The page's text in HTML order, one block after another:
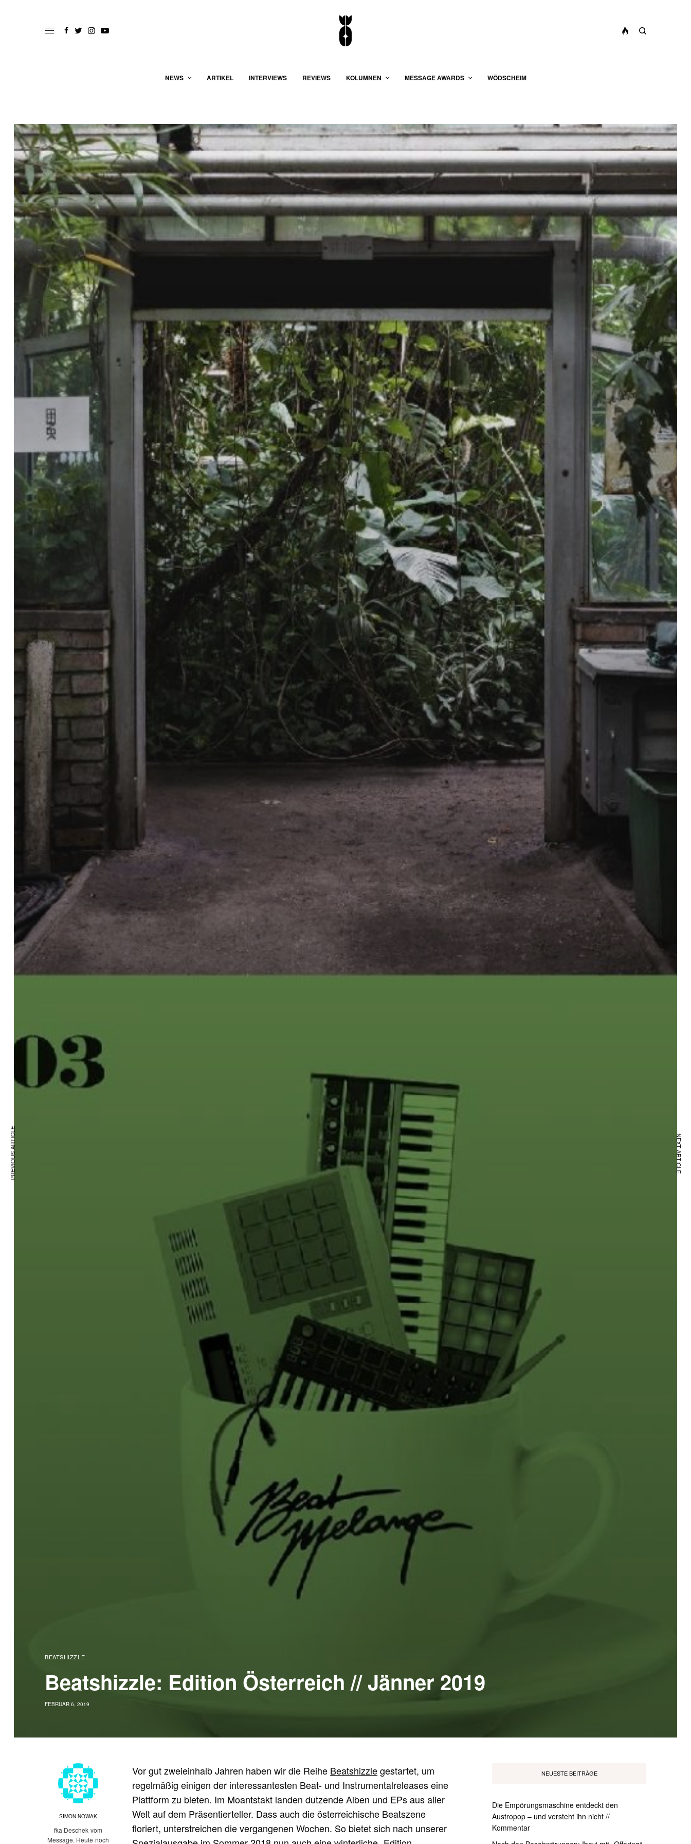
NEWS ARTIKEL INTERVIEWS REVIEWS KOLUMNEN MESSAGE AWARDS WÖDSCHEIM
BEATSHIZZLE
Beatshizzle: Edition Österreich // Jänner 2019
FEBRUAR 6, 2019
SIMON NOWAK
fka Deschek vom
Message. Heute noch
Vor gut zweieinhalb Jahren haben wir die Reihe Beatshizzlegestartet, um
regelmäßig einigen der interessantesten Beat- und Instrumentalreleases eine
Plattform zu bieten. Im Moantstakt landen dutzende Alben und EPs aus aller
Welt auf dem Präsentierteller. Dass auch die österreichische Beatszene
floriert, unterstreichen die vergangenen Wochen. So bietet sich nach unserer
NEUESTE BEITRÄGE
Die Empörungsmaschine entdeckt den
Austropop – und versteht ihn nicht //
Kommentar
PREVIOUS ARTICLE NEXT ARTICLE